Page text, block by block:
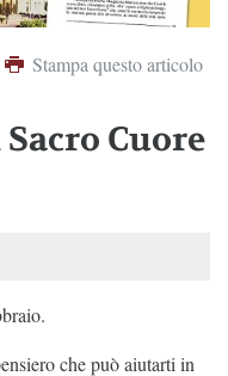
Stampa questo articolo
Cuore
che può aiutarti in